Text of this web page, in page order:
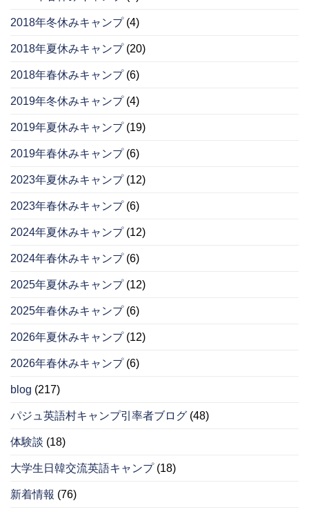
2018年冬休みキャンプ(4)
2018年夏休みキャンプ(20)
2018年春休みキャンプ(6)
2019年冬休みキャンプ(4)
2019年夏休みキャンプ(19)
2019年春休みキャンプ(6)
2023年夏休みキャンプ(12)
2023年春休みキャンプ(6)
2024年夏休みキャンプ(12)
2024年春休みキャンプ(6)
2025年夏休みキャンプ(12)
2025年春休みキャンプ(6)
2026年夏休みキャンプ(12)
2026年春休みキャンプ(6)
blog (217)
パジュ英語村キャンプ引率者ブログ (48)
体験談 (18)
大学生日韓交流英語キャンプ(18)
新着情報 (76)